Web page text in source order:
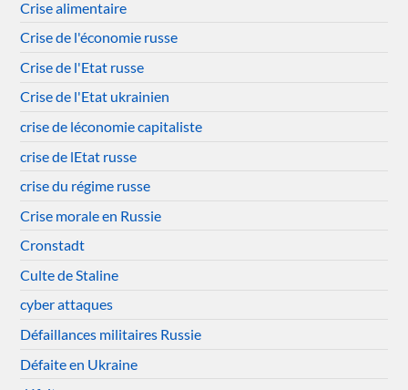
Crise alimentaire
Crise de l'économie russe
Crise de l'Etat russe
Crise de l'Etat ukrainien
crise de léconomie capitaliste
crise de lEtat russe
crise du régime russe
Crise morale en Russie
Cronstadt
Culte de Staline
cyber attaques
Défaillances militaires Russie
Défaite en Ukraine